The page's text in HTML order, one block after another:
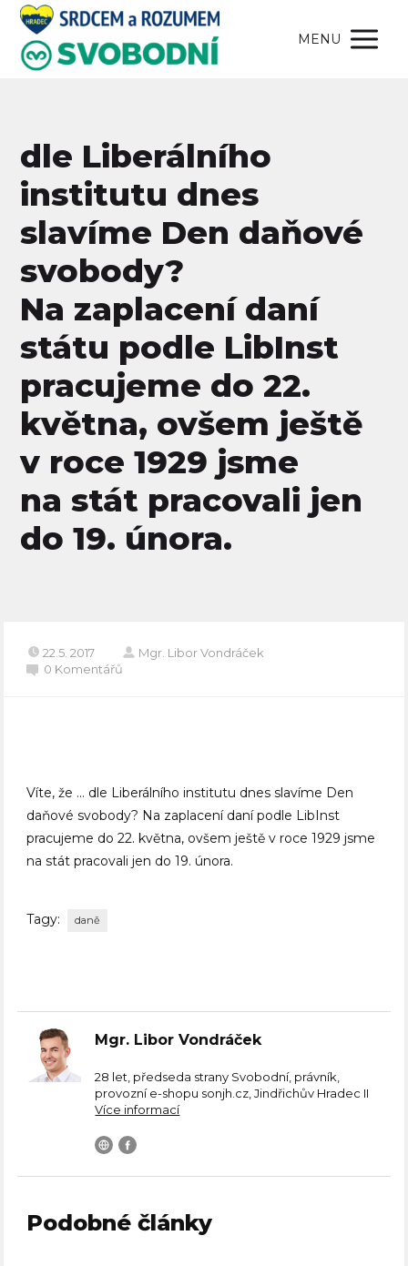
MENU
dle Liberálního
institutu dnes
slavíme Den daňové
svobody?
Na zaplacení daní
státu podle LibInst
pracujeme do 22.
května, ovšem ještě
v roce 1929 jsme
na stát pracovali jen
do 19. února.
22.5. 2017
Mgr. Libor Vondráček
0 Komentářů
Víte, že … dle Liberálního institutu dnes slavíme Den
daňové svobody? Na zaplacení daní podle LibInst
pracujeme do 22. května, ovšem ještě v roce 1929 jsme
na stát pracovali jen do 19. února.
Tagy: daně
Mgr. Libor Vondráček
28 let, předseda strany Svobodní, právník,
provozní e-shopu sonjh.cz, Jindřichův Hradec II
Více informací
Podobné články